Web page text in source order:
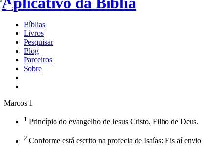
Bíblias
Livros
Pesquisar
Blog
Parceiros
Sobre
Marcos 1
1 Princípio do evangelho de Jesus Cristo, Filho de Deus.
2 Conforme está escrito na profecia de Isaías: Eis aí envio